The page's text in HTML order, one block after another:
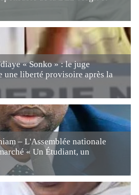
« Sonko » : le juge
une liberté provisoire après la
– L'Assemblée nationale
« Un Étudiant, un